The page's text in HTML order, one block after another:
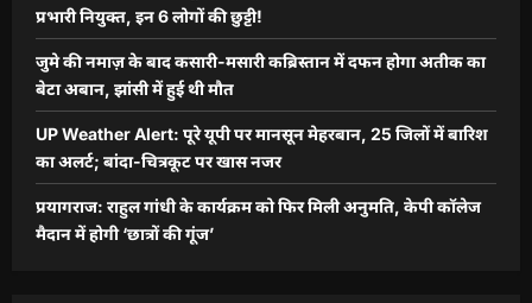
प्रभारी नियुक्त, इन 6 लोगों की छुट्टी!
जुमे की नमाज़ के बाद कसारी-मसारी कब्रिस्तान में दफन होगा अतीक का
बेटा अबान, झांसी में हुई थी मौत
UP Weather Alert: पूरे यूपी पर मानसून मेहरबान, 25 जिलों में बारिश
का अलर्ट; बांदा-चित्रकूट पर खास नजर
प्रयागराज: राहुल गांधी के कार्यक्रम को फिर मिली अनुमति, केपी कॉलेज
मैदान में होगी ‘छात्रों की गूंज’